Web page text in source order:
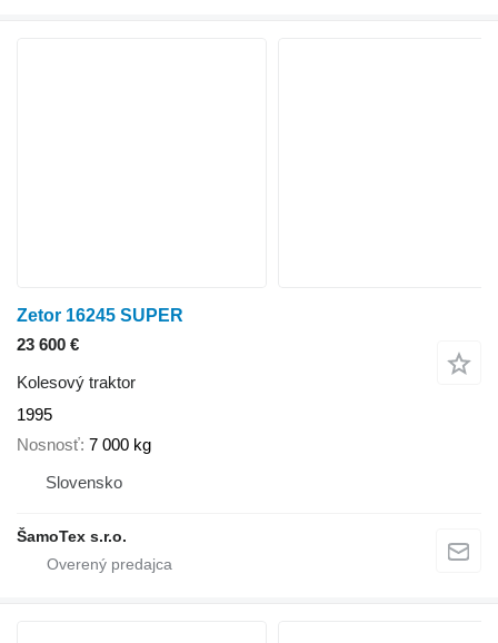
Zetor 16245 SUPER
23 600 €
Kolesový traktor
1995
Nosnosť 7 000 kg
Slovensko
ŠamoTex s.r.o.